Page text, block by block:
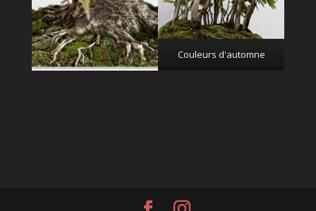
Couleurs d'automne